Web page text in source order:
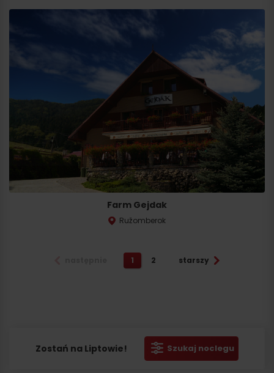
Farm Gejdak
Ružomberok
1 2 starszy
Zostań na Liptowie! Szukaj noclegu